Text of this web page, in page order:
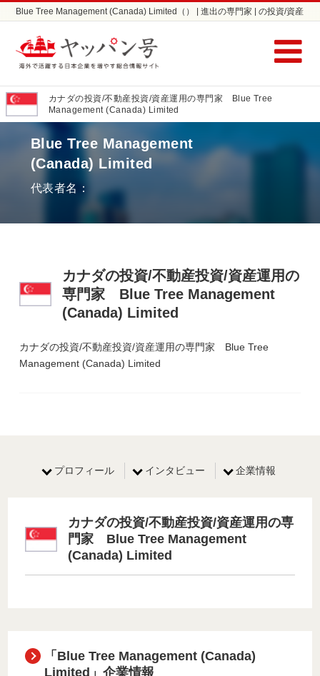
Blue Tree Management (Canada) Limited（） | 進出の専門家 | の投資/資産
カナダの投資/不動産投資/資産運用の専門家 Blue Tree
Management (Canada) Limited
Blue Tree Management
(Canada) Limited
代表者名：
カナダの投資/不動産投資/資産運用の
専門家 Blue Tree Management
(Canada) Limited
カナダの投資/不動産投資/資産運用の専門家 Blue Tree
Management (Canada) Limited
プロフィール インタビュー 企業情報
カナダの投資/不動産投資/資産運用の専
門家 Blue Tree Management
(Canada) Limited
「Blue Tree Management (Canada)
Limited」企業情報